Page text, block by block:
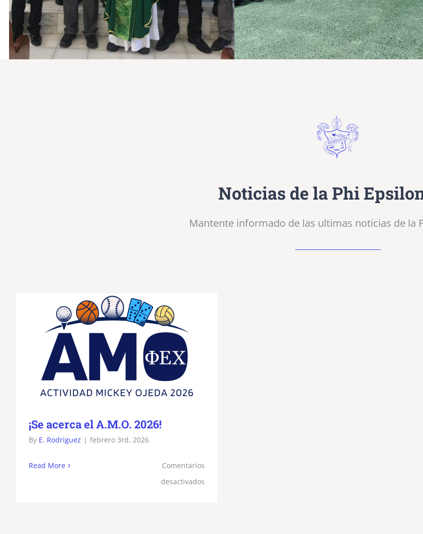
Noticias de la Phi
Mantente informado de las ultimas noticias de la
¡Se acerca el A.M.O. 2026!
By E. Rodriguez | febrero 3rd, 2026
Read More
Comentarios
desactivados